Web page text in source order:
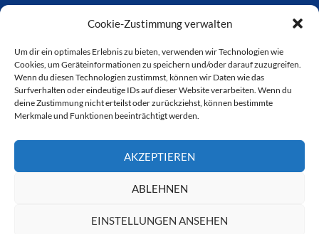
Cookie-Zustimmung verwalten
Um dir ein optimales Erlebnis zu bieten, verwenden wir Technologien wie
Cookies, um Geräteinformationen zu speichern und/oder darauf zuzugreifen.
Wenn du diesen Technologien zustimmst, können wir Daten wie das
Surfverhalten oder eindeutige IDs auf dieser Website verarbeiten. Wenn du
deine Zustimmung nicht erteilst oder zurückziehst, können bestimmte
Merkmale und Funktionen beeinträchtigt werden.
AKZEPTIEREN
ABLEHNEN
EINSTELLUNGEN ANSEHEN
Unsere Reisejournalisten-Vereinigung ist über Mitglieder und
ausgewählten Partnern der Medien- und Tourismusbranche
verbunden. Hier eine
Auswahl der Online-Plattformen:
CTOUR der Club der Tourismus-Journalisten. Wir freuen uns immer
über Anfragen von neuen Mitgliedern. Nehmen Sie bei Interesse über
das Kontaktformular Kontakt zu uns auf. CTOUR über 30 Jahre im
Dienst des Reisejournalismus.